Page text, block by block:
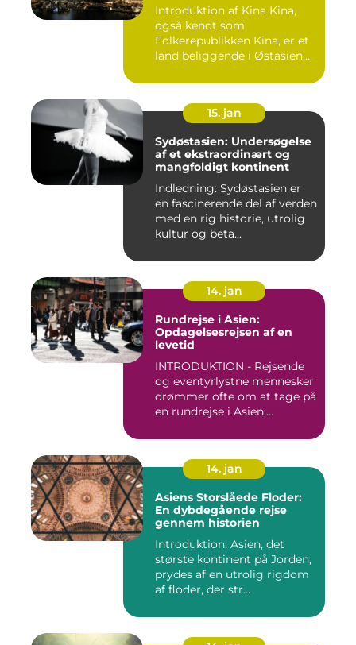
Introduktion af Kina Kina,
også kendt som
Folkerepublikken Kina, er et
land beliggende i Østasien.
15. jan
Sydøstasien: Undersøgelse
af et ekstraordinært og
mangfoldigt kontinent
Indledning: Sydøstasien er
en fascinerende del af verden
med en rig historie, utrolig
kultur og beta...
14. jan
Rundrejse i Asien:
Opdagelsesrejsen af en
levetid
INTRODUKTION - Rejsende
og eventyrlystne mennesker
drømmer ofte om at tage på
en rundrejse i Asien,...
14. jan
Asiens Storslåede Floder:
En dybdegående rejse
gennem historien
Introduktion: Asien, det
største kontinent på Jorden,
prydes af en utrolig rigdom
af floder, der str...